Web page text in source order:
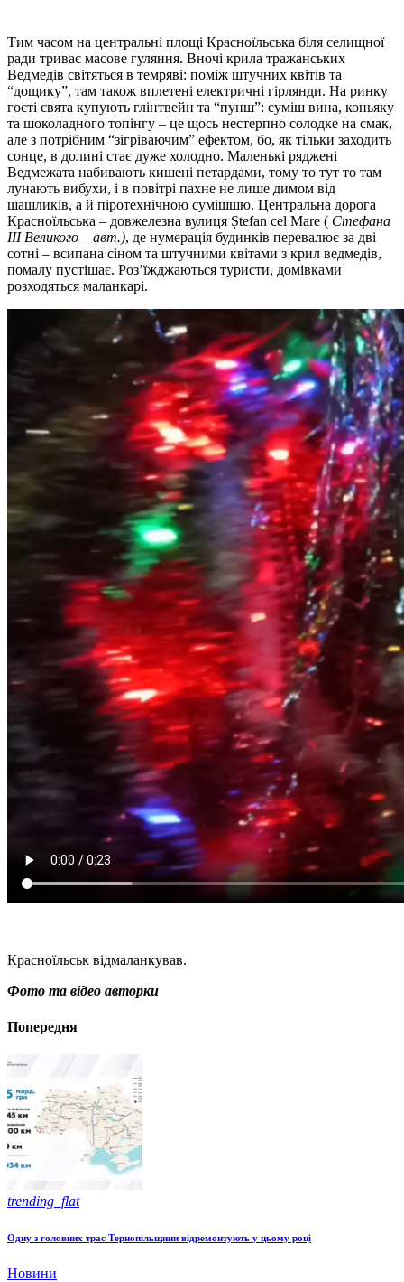
Тим часом на центральні площі Красноїльська біля селищної
ради триває масове гуляння. Вночі крила тражанських
Ведмедів світяться в темряві: поміж штучних квітів та
“дощику”, там також вплетені електричні гірлянди. На ринку
гості свята купують глінтвейн та “пунш”: суміш вина, коньяку
та шоколадного топінгу – це щось нестерпно солодке на смак,
але з потрібним “зігріваючим” ефектом, бо, як тільки заходить
сонце, в долині стає дуже холодно. Маленькі ряджені
Ведмежата набивають кишені петардами, тому то тут то там
лунають вибухи, і в повітрі пахне не лише димом від
шашликів, а й піротехнічною сумішшю. Центральна дорога
Красноїльська – довжелезна вулиця Ștefan cel Mare ( Стефана
ІІІ Великого – авт.), де нумерація будинків перевалює за дві
сотні – всипана сіном та штучними квітами з крил ведмедів,
помалу пустішає. Роз’їжджаються туристи, домівками
розходяться маланкарі.
Красноїльськ відмаланкував.
Фото та відео авторки
Попередня
trending_flat
Одну з головних трас Тернопільщини відремонтують у цьому році
Новини